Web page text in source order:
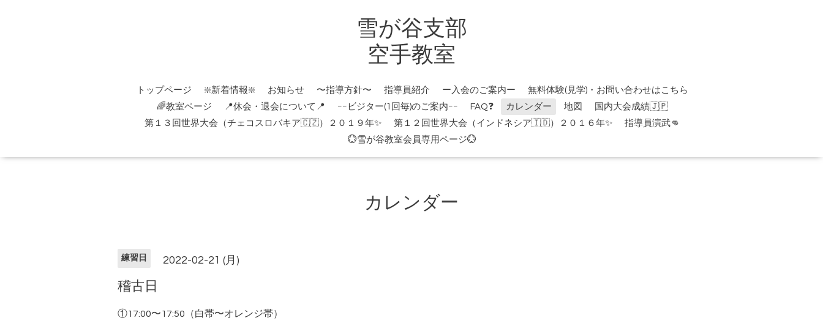
雪が谷支部
空手教室
トップページ ❇️新着情報❇️ お知らせ 〜指導方針〜 指導員紹介 ー入会のご案内ー
無料体験(見学)・お問い合わせはこちら
🌈教室ページ
📍休会・退会について📍 ｰｰビジター(1回毎)のご案内ｰｰ FAQ❓ カレンダー 地図
国内大会成績🇯🇵
第１３回世界大会（チェコスロバキア🇨🇿）２０１９年✨
第１２回世界大会（インドネシア🇮🇩）２０１６年✨
指導員演武👊
💮雪が谷教室会員専用ページ💮
カレンダー
練習日 2022-02-21 (月)
稽古日
①17:00〜17:50（白帯〜オレンジ帯）